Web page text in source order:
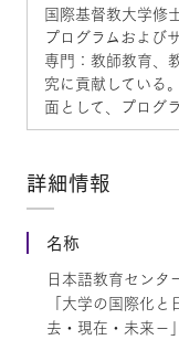
国際基督教大学修
プログラムおよび
専門：教師教育、
究に貢献している
面として、プログ
詳細情報
名称
日本語教育センタ
「大学の国際化
去・現在・未来－」